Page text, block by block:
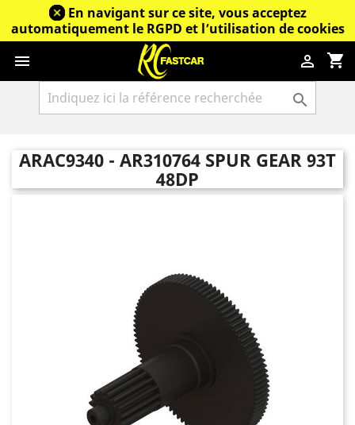
En navigant sur ce site, vous acceptez
automatiquement le RGPD et l’utilisation de cookies
 shopping_cart


ARAC9340 - AR310764 SPUR GEAR 93T
48DP